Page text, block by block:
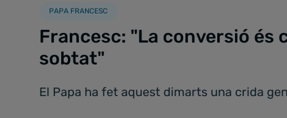
PAPA FRANCESC
Francesc: "La conversió és
sobtat"
El Papa ha fet aquest dimarts una crida